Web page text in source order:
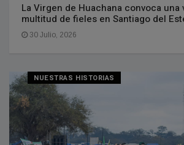
La Virgen de Huachana convoca una
multitud de fieles en Santiago del
30 Julio, 2026
NUESTRAS HISTORIAS